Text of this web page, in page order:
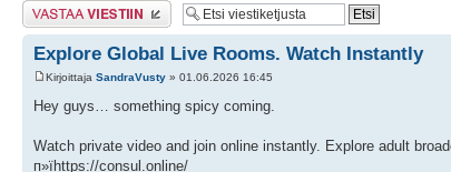
Lähetä vastaus
Explore Global Live Rooms. Watch Instantly
Kirjoittaja SandraVusty » 01.06.2026 16:45
Hey guys… something spicy coming.
Watch private video and join online instantly. Explore adult
п»їhttps://consul.online/